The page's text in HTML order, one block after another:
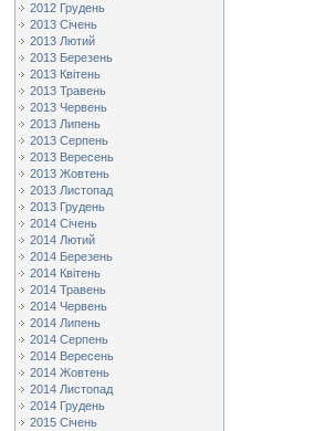
2012 Грудень
2013 Січень
2013 Лютий
2013 Березень
2013 Квітень
2013 Травень
2013 Червень
2013 Липень
2013 Серпень
2013 Вересень
2013 Жовтень
2013 Листопад
2013 Грудень
2014 Січень
2014 Лютий
2014 Березень
2014 Квітень
2014 Травень
2014 Червень
2014 Липень
2014 Серпень
2014 Вересень
2014 Жовтень
2014 Листопад
2014 Грудень
2015 Січень